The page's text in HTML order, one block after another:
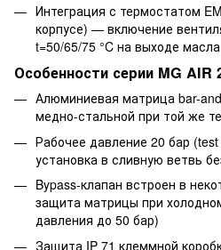
Интеграция с термостатом
корпусе) — включение
t=50/65/75 °C на выходе масла
Особенности серии MG AIR
Алюминиевая матрица bar-
медно-стальной при той же
Рабочее давление 20 бар
установка в сливную ветвь
Bypass-клапан встроен в
защита матрицы при
давления до 50 бар)
Защита IP 71 клеммной